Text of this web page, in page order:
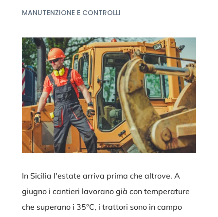
MANUTENZIONE E CONTROLLI
In Sicilia l'estate arriva prima che altrove. A
giugno i cantieri lavorano già con temperature
che superano i 35°C, i trattori sono in campo